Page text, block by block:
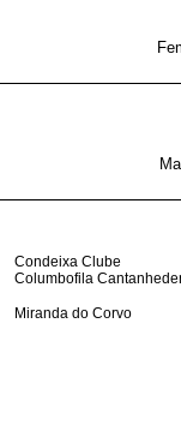
Condeixa Clube
Columbofila
Miranda do Corvo